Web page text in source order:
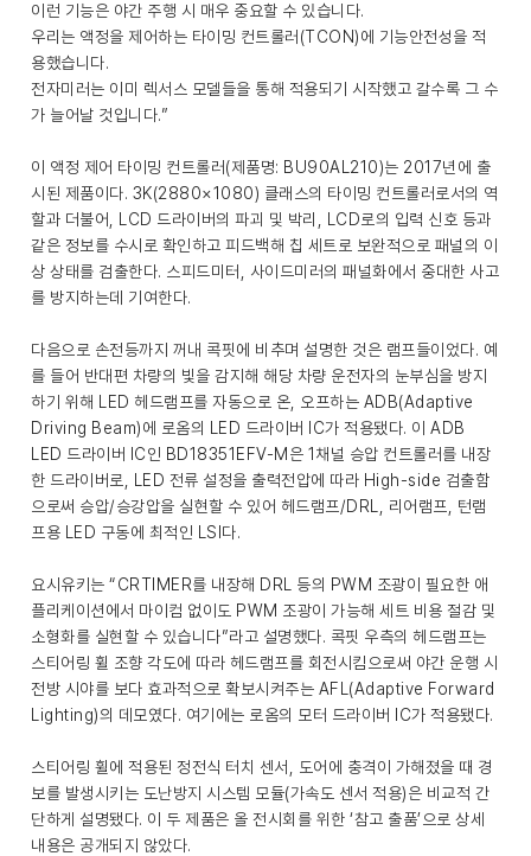
이런 기능은 야간 주행 시 매우 중요할 수 있습니다.
우리는 액정을 제어하는 타이밍 컨트롤러(TCON)에 기능안전성을 적
용했습니다.
전자미러는 이미 렉서스 모델들을 통해 적용되기 시작했고 갈수록 그 수
가 늘어날 것입니다.”
이 액정 제어 타이밍 컨트롤러(제품명: BU90AL210)는 2017년에 출
시된 제품이다. 3K(2880×1080) 클래스의 타이밍 컨트롤러로서의 역
할과 더불어, LCD 드라이버의 파괴 및 박리, LCD로의 입력 신호 등과
같은 정보를 수시로 확인하고 피드백해 칩 세트로 보완적으로 패널의 이
상 상태를 검출한다. 스피드미터, 사이드미러의 패널화에서 중대한 사고
를 방지하는데 기여한다.
다음으로 손전등까지 꺼내 콕핏에 비추며 설명한 것은 램프들이었다. 예
를 들어 반대편 차량의 빛을 감지해 해당 차량 운전자의 눈부심을 방지
하기 위해 LED 헤드램프를 자동으로 온, 오프하는 ADB(Adaptive
Driving Beam)에 로옴의 LED 드라이버 IC가 적용됐다. 이 ADB
LED 드라이버 IC인 BD18351EFV-M은 1채널 승압 컨트롤러를 내장
한 드라이버로, LED 전류 설정을 출력전압에 따라 High-side 검출함
으로써 승압/승강압을 실현할 수 있어 헤드램프/DRL, 리어램프, 턴램
프용 LED 구동에 최적인 LSI다.
요시유키는 “CRTIMER를 내장해 DRL 등의 PWM 조광이 필요한 애
플리케이션에서 마이컴 없이도 PWM 조광이 가능해 세트 비용 절감 및
소형화를 실현할 수 있습니다”라고 설명했다. 콕핏 우측의 헤드램프는
스티어링 휠 조향 각도에 따라 헤드램프를 회전시킴으로써 야간 운행 시
전방 시야를 보다 효과적으로 확보시켜주는 AFL(Adaptive Forward
Lighting)의 데모였다. 여기에는 로옴의 모터 드라이버 IC가 적용됐다.
스티어링 휠에 적용된 정전식 터치 센서, 도어에 충격이 가해졌을 때 경
보를 발생시키는 도난방지 시스템 모듈(가속도 센서 적용)은 비교적 간
단하게 설명됐다. 이 두 제품은 올 전시회를 위한 ‘참고 출품’으로 상세
내용은 공개되지 않았다.